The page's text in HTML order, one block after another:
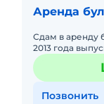
Аренда
Сдам в аренду
2013 года
Позвонить